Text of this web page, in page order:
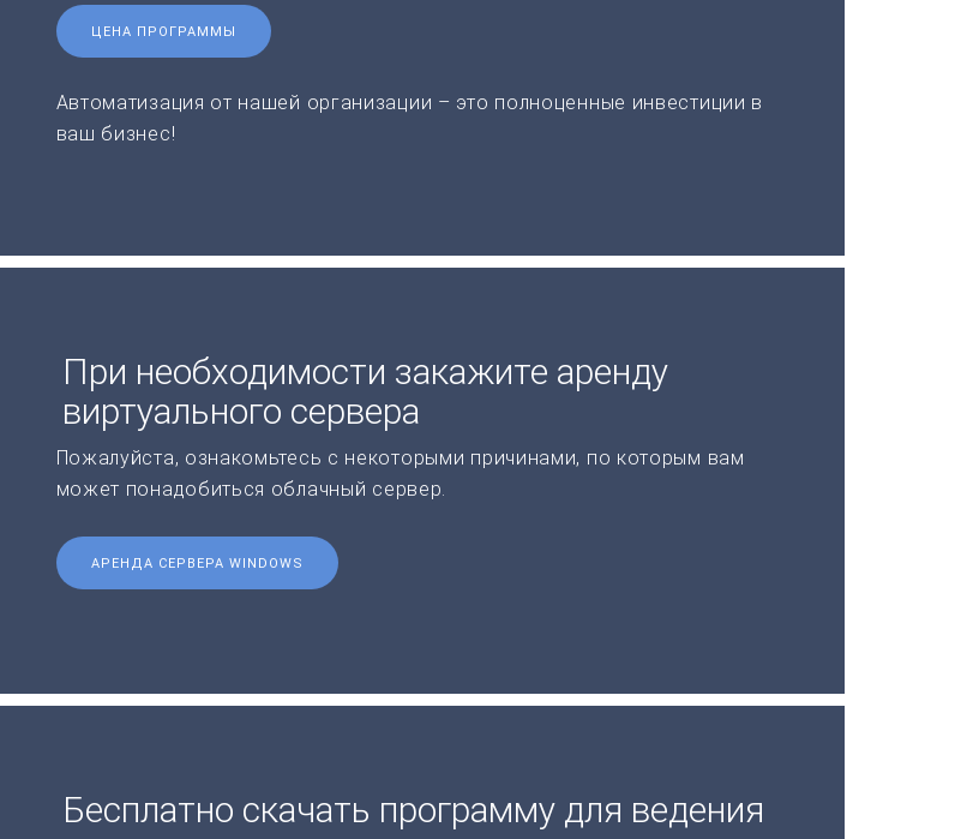
ЦЕНА ПРОГРАММЫ
Автоматизация от нашей организации – это полноценные инвестиции в
ваш бизнес!
При необходимости закажите аренду
виртуального сервера
Пожалуйста, ознакомьтесь с некоторыми причинами, по которым вам
может понадобиться облачный сервер.
АРЕНДА СЕРВЕРА WINDOWS
Бесплатно скачать программу для ведения